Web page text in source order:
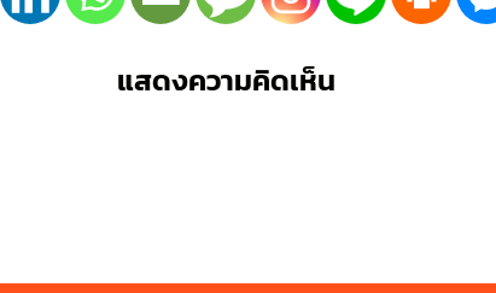
แสดงความคิดเห็น